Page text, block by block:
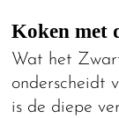
Koken met
Wat het
onderscheidt
is de diepe